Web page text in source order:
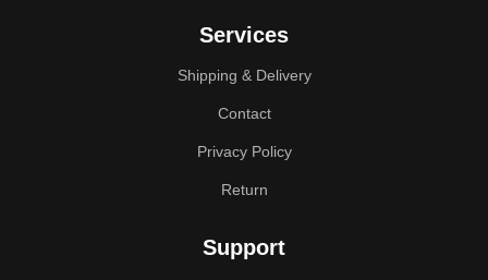
Services
Shipping & Delivery
Contact
Privacy Policy
Return
Support